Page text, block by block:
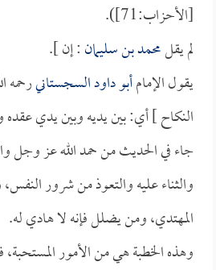
[الأحزاب:71]).
لم يقلمحمد بن سليمان: إن ].
يقول الإمامأبو داود السجستانيرحمه
النكاح ] أي: بين يديه وبين يدي عقده
جاء في الحديث من حمد الله عز وجل
والثناء عليه والتعوذ من شرور
المهتدي، ومن يضلل فإنه لا هادي له.
وهذه الخطبة هي من الأمور